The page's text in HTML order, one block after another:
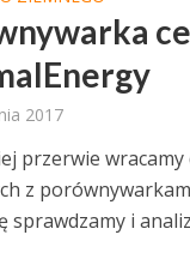
2017
przerwie
z
sprawdzamy i